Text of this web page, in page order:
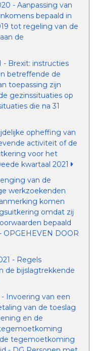
- Aanpassing van
bepaald in
tot regeling van de
de
- Brexit: instructies
betreffende de
toepassing zijn
gezinssituaties op
die na 31
opheffing van
activiteit of de
voor het
kwartaal 2021
van de
werkzoekenden
komen
omdat zij
bepaald
DOOR
- Regels
de bijslagtrekkende
- Invoering van een
van de toeslag
en de
tegemoetkoming